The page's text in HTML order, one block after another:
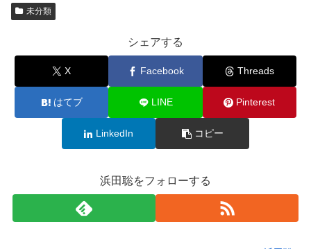
未分類
シェアする
X Facebook Threads
はてブ LINE Pinterest
LinkedIn コピー
浜田聡をフォローする